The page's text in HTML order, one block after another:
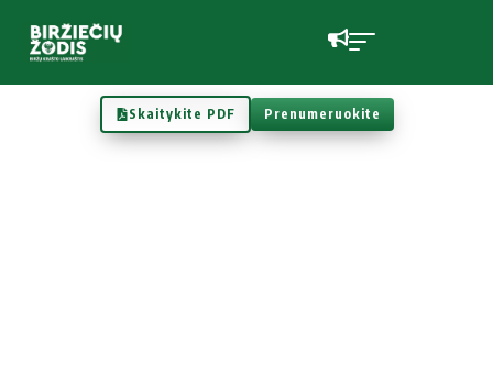
Skaitykite PDF Prenumeruokite